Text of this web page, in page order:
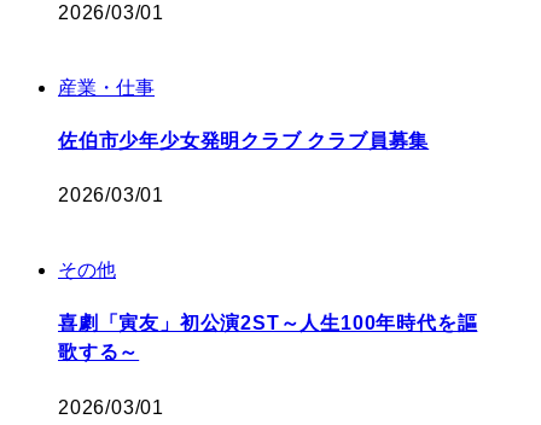
2026/03/01
産業・仕事
佐伯市少年少女発明クラブ クラブ員募集
2026/03/01
その他
喜劇「寅友」初公演2ST～人生100年時代を謳
歌する～
2026/03/01